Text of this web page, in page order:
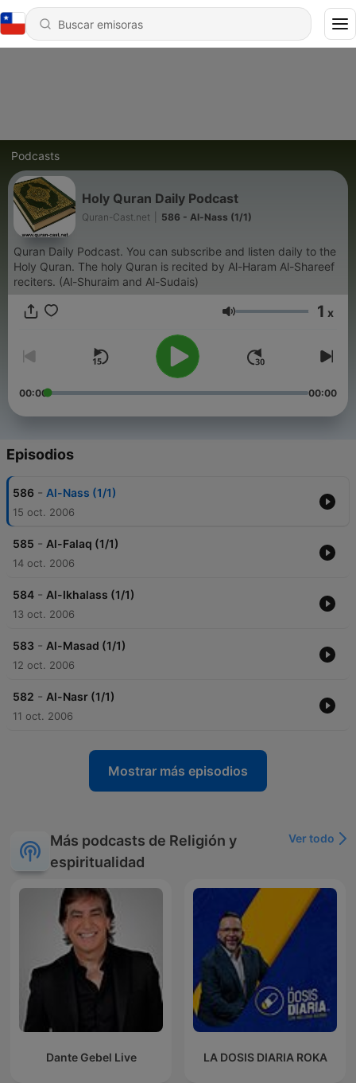
Podcasts
Holy Quran Daily Podcast
Quran-Cast.net 586 - Al-Nass (1/1)
Quran Daily Podcast. You can subscribe and listen daily to the
Holy Quran. The holy Quran is recited by Al-Haram Al-Shareef
reciters. (Al-Shuraim and Al-Sudais)
Volumen 1 x
00:00 00:00
Episodios
586 - Al-Nass (1/1)
15 oct. 2006
585 - Al-Falaq (1/1)
14 oct. 2006
584 - Al-Ikhalass (1/1)
13 oct. 2006
583 - Al-Masad (1/1)
12 oct. 2006
582 - Al-Nasr (1/1)
11 oct. 2006
Mostrar más episodios
Más podcasts de Religión y
espiritualidad
Ver todo
Dante Gebel Live LA DOSIS DIARIA ROKA